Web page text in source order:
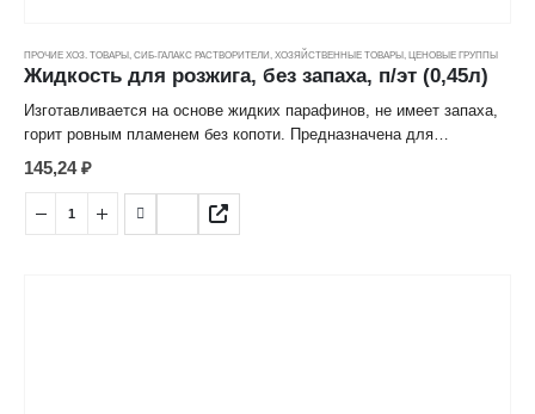
ПРОЧИЕ ХОЗ. ТОВАРЫ СИБ-ГАЛАКС РАСТВОРИТЕЛИ ХОЗЯЙСТВЕННЫЕ ТОВАРЫ ЦЕНОВЫЕ ГРУППЫ
Жидкость для розжига, без запаха, п/эт (0,45л)
Изготавливается на основе жидких парафинов, не имеет запаха,
горит ровным пламенем без копоти. Предназначена для
разжигания древесного угля, дров, поленьев и других видов
твердого топлива. Не оседает на пище, безопасна для организма
человека и домашних животных
145,24₽